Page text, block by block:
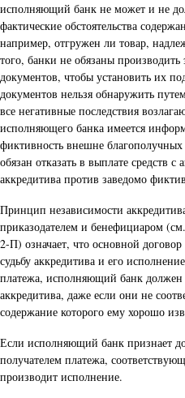
исполняющий банк не может и не
фактические обстоятельства
например, отгружен ли товар,
того, банки не обязаны производить
документов, чтобы установить их
документов нельзя обнаружить
все негативные последствия
исполняющего банка имеется
фиктивность внешне
обязан отказать в выплате средств
аккредитива против заведомо
Принцип независимости
приказодателем и бенефициаром
2-П) означает, что основной
судьбу аккредитива и его
платежа, исполняющий банк должен
аккредитива, даже если они не
содержание которого ему хорошо
Если исполняющий банк признает
получателем платежа,
производит исполнение.